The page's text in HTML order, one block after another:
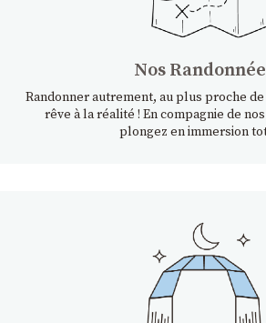
Nos
Randonner autrement, au plus proche
rêve à la réalité ! En compagnie de
plongez en immersion